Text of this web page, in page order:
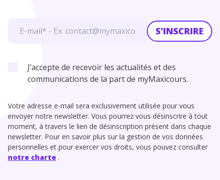
S'INSCRIRE
J’accepte de recevoir les actualités et des
communications de la part de myMaxicours.
Votre adresse e-mail sera exclusivement utilisée pour vous
envoyer notre newsletter. Vous pourrez vous désinscrire à tout
moment, à travers le lien de désinscription présent dans chaque
newsletter. Pour en savoir plus sur la gestion de vos données
personnelles et pour exercer vos droits, vous pouvez consulter
notre charte .